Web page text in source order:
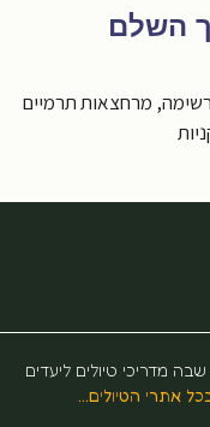
השלם
מרחצאות תרמיים
מדריכי טיולים ליעדים
אתרי הטיולים…